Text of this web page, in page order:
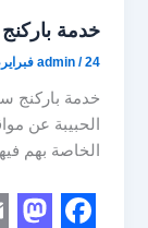
خدمة باركنج سيارات
admin /24 فبراير، 2024
خدمة باركنج
الحبيبة عن
الخاصة بهم